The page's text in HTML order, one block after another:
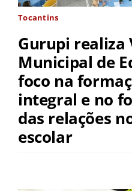
Tocantins
Gurupi realiza
Municipal de
foco na
integral e no
das relações
escolar